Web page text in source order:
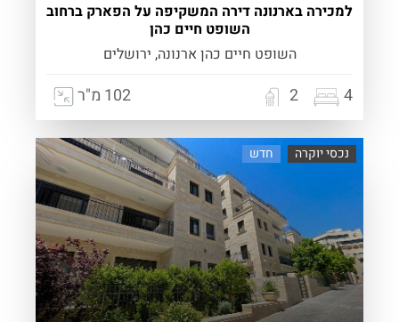
למכירה בארנונה דירה המשקיפה על הפארק ברחוב
השופט חיים כהן
השופט חיים כהן ארנונה, ירושלים
4
2 102 מ"ר
נכסי יוקרה חדש